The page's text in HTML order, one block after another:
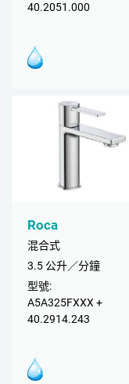
40.2051.000
Roca
混合式
3.5 公升／分鐘
型號:
A5A325FXXX +
40.2914.243